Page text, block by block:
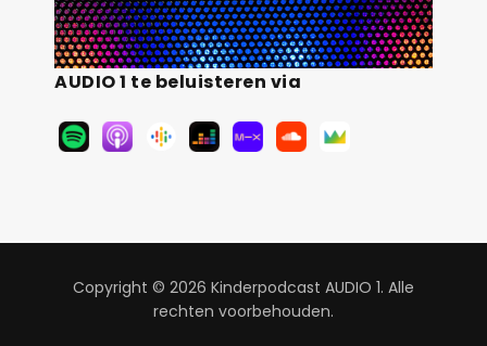
AUDIO 1 te beluisteren via
Copyright © 2026 Kinderpodcast AUDIO 1. Alle
rechten voorbehouden.